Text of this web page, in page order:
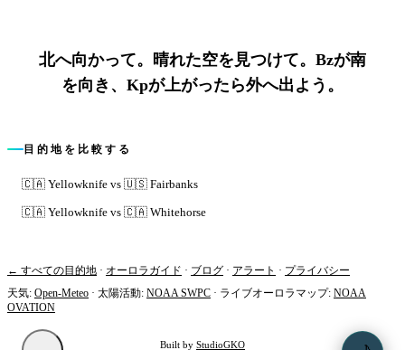
北へ向かって。晴れた空を見つけて。Bzが南
を向き、Kpが上がったら外へ出よう。
目的地を比較する
🇨🇦 Yellowknife vs 🇺🇸 Fairbanks
🇨🇦 Yellowknife vs 🇨🇦 Whitehorse
← すべての目的地 · オーロラガイド · ブログ · アラート · プライバシー
天気: Open-Meteo · 太陽活動: NOAA SWPC · ライブオーロラマップ: NOAA
OVATION
Built by StudioGKO